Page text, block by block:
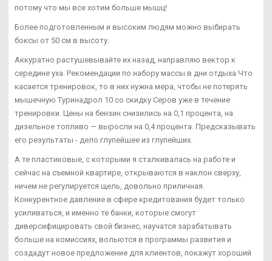
потому что мы все хотим больше мышц!
Более подготовленным и высоким людям можно выбирать
боксы от 50 см в высоту.
Аккуратно растушевывайте их назад, направляю вектор к
середине уха. Рекомендации по набору массы в дни отдыха Что
касается тренировок, то в них нужна мера, чтобы не потерять
мышечную Туринадрол 10 со скидку Серов уже в течение
тренировки. Цены на бензин снизились на 0,1 процента, на
дизельное топливо — выросли на 0,4 процента. Предсказывать
его результаты - дело глупейшее из глупейших.
А те пластиковые, с которыми я сталкивалась на работе и
сейчас на съемной квартире, открываются в наклон сверху,
ничем не регулируется щель, довольно приличная.
Конкурентное давление в сфере кредитования будет только
усиливаться, и именно те банки, которые смогут
диверсифицировать свой бизнес, научатся зарабатывать
больше на комиссиях, вольются в программы развития и
создадут новое предложение для клиентов, покажут хороший